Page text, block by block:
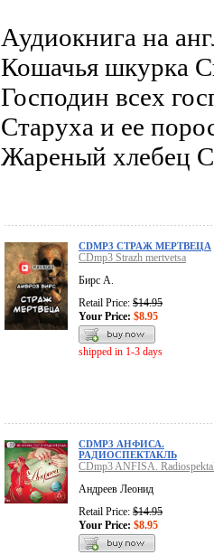
Аудиокнига на
Кошачья шкурка
Господин всех
Старуха и ее
Жареный хлебец
CDMP3 СТРАЖ МЕРТВЕЦА
CDmp3 Strazh mertvetsa
Бирс А.
Retail Price: $14.95
Your Price: $8.95
shipped in 1-3 days
CDMP3 АНФИСА.
РАДИОСПЕКТАКЛЬ
CDmp3 ANFISA.
Андреев Леонид
Retail Price: $14.95
Your Price: $8.95